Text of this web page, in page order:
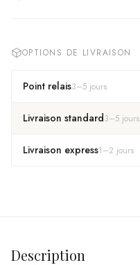
OPTIONS DE LIVRAISON
Point relais3–5 jours
Livraison standard3–5 jours
Livraison express1–2 jours
Description